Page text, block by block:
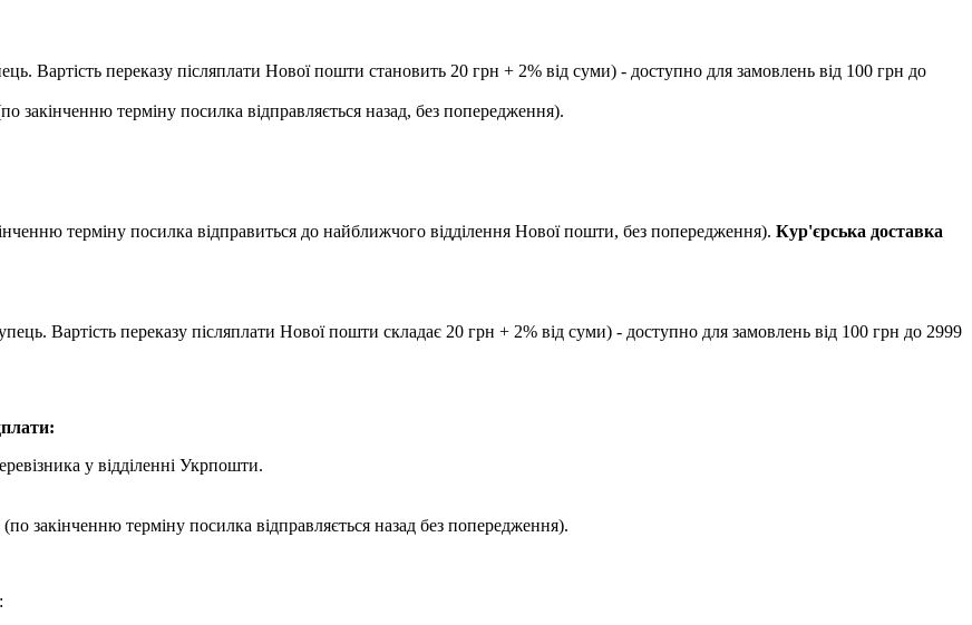
Вартість переказу післяплати Нової пошти становить 20 грн + 2% від суми) - доступно для замовлень від 100 грн до
закінченню терміну посилка відправляється назад, без попередження).
терміну посилка відправиться до найближчого відділення Нової пошти, без попередження). Кур'єрська доставка
Вартість переказу післяплати Нової пошти складає 20 грн + 2% від суми) - доступно для замовлень від 100 грн до 2999
у відділенні Укрпошти.
закінченню терміну посилка відправляється назад без попередження).